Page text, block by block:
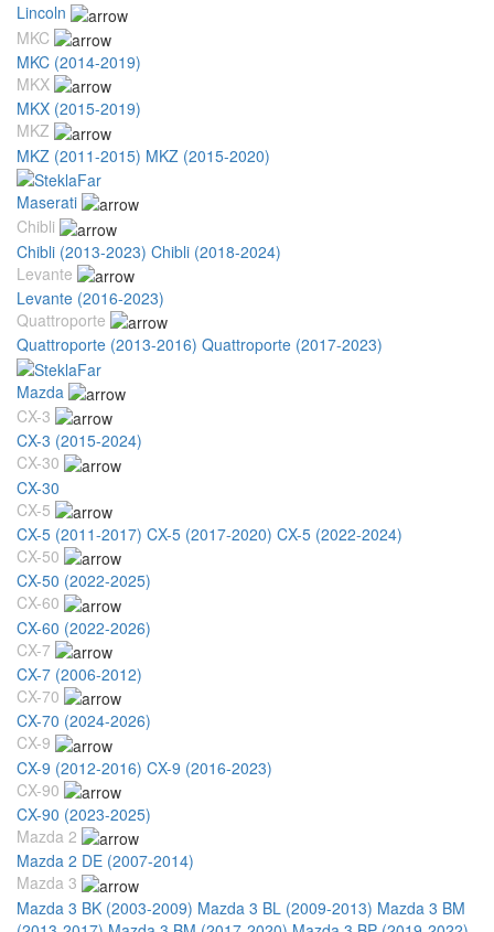
Lincoln
MKC
MKC (2014-2019)
MKX
MKX (2015-2019)
MKZ
MKZ (2011-2015) MKZ (2015-2020)
Maserati
Chibli
Chibli (2013-2023) Chibli (2018-2024)
Levante
Levante (2016-2023)
Quattroporte
Quattroporte (2013-2016) Quattroporte (2017-2023)
Mazda
CX-3
CX-3 (2015-2024)
CX-30
CX-30
CX-5
CX-5 (2011-2017) CX-5 (2017-2020) CX-5 (2022-2024)
CX-50
CX-50 (2022-2025)
CX-60
CX-60 (2022-2026)
CX-7
CX-7 (2006-2012)
CX-70
CX-70 (2024-2026)
CX-9
CX-9 (2012-2016) CX-9 (2016-2023)
CX-90
CX-90 (2023-2025)
Mazda 2
Mazda 2 DE (2007-2014)
Mazda 3
Mazda 3 BK (2003-2009) Mazda 3 BL (2009-2013) Mazda 3 BM